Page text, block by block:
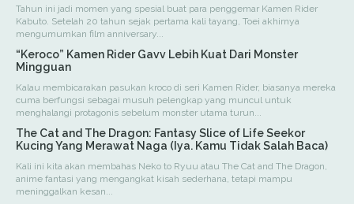
Tahun ini jadi momen yang spesial buat para penggemar Kamen Rider
Kabuto. Setelah 20 tahun sejak pertama kali tayang, Toei akhirnya
mengumumkan film anniversary...
“Keroco” Kamen Rider Gavv Lebih Kuat Dari Monster
Mingguan
Kalau membicarakan pasukan kroco di seri Kamen Rider, biasanya mereka
cuma berfungsi sebagai musuh pelengkap yang muncul untuk
menghalangi protagonis sebelum monster utama turun...
The Cat and The Dragon: Fantasy Slice of Life Seekor
Kucing Yang Merawat Naga (Iya. Kamu Tidak Salah Baca)
Kali ini kita akan membahas Neko to Ryuu atau The Cat and The Dragon,
anime fantasi yang mengangkat kisah sederhana, tetapi mampu
meninggalkan kesan...